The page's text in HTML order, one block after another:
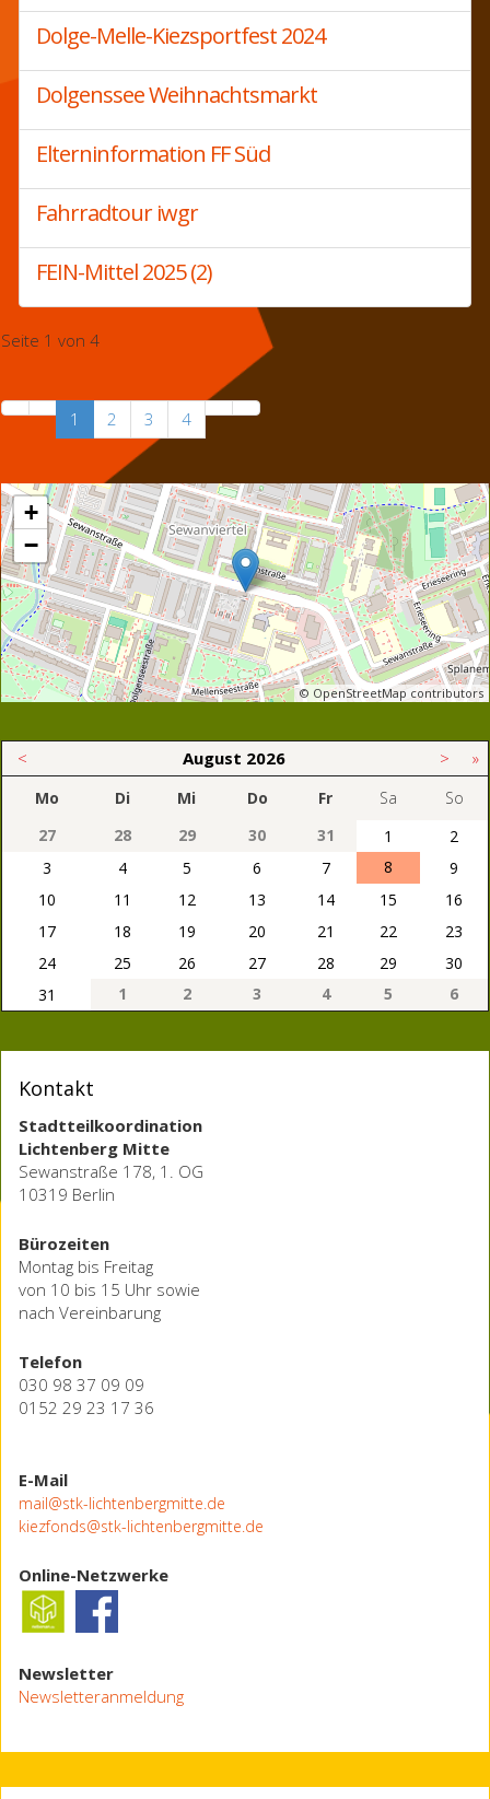
Dolge-Melle-Kiezsportfest 2024
Dolgenssee Weihnachtsmarkt
Elterninformation FF Süd
Fahrradtour iwgr
FEIN-Mittel 2025 (2)
Seite 1 von 4
1 2 3 4
+
−
© OpenStreetMap contributors
< August 2026 > »
Mo Di Mi Do Fr Sa
So
27
28 29 30 31 1
2
3
4 5 6 7 8
9
10
11 12 13 14 15
16
17
18 19 20 21 22
23
24
25 26 27 28 29
30
31
1 2 3 4 5 6
Kontakt
Stadtteilkoordination
Lichtenberg Mitte
Sewanstraße 178, 1. OG
10319 Berlin
Bürozeiten
Montag bis Freitag
von 10 bis 15 Uhr sowie
nach Vereinbarung
Telefon
030 98 37 09 09
0152 29 23 17 36
E-Mail
mail@stk-lichtenbergmitte.de
kiezfonds@stk-lichtenbergmitte.de
Online-Netzwerke
Newsletter
Newsletteranmeldung